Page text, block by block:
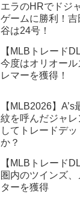
エラのHRでドジ
ゲームに勝利！
谷は24号！
【MLBトレード
今度はオリオー
レマーを獲得！
【MLB2026】
紋を呼んだジャ
してトレードデ
か？
【MLBトレード
圏内のツインズ
ターを獲得